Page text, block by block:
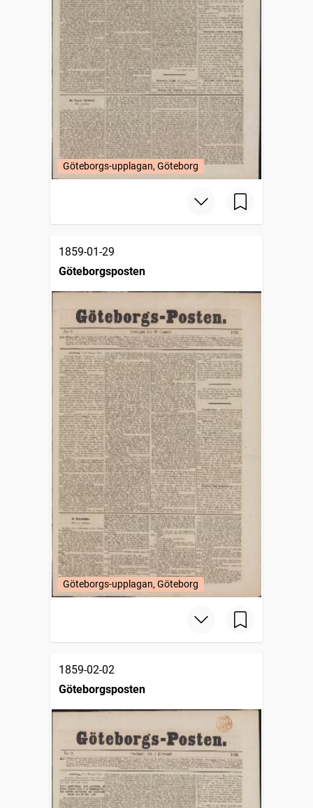
Göteborgs-upplagan, Göteborg
1859-01-29
Göteborgsposten
Göteborgs-upplagan, Göteborg
1859-02-02
Göteborgsposten